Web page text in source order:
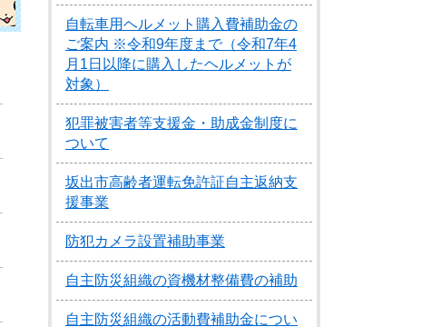
自転車用ヘルメット購入費補助金の
ご案内 ※令和9年度まで（令和7年4
月1日以降に購入したヘルメットが
対象）
犯罪被害者等支援金・助成金制度に
ついて
坂出市高齢者運転免許証自主返納支
援事業
防犯カメラ設置補助事業
自主防災組織の資機材整備費の補助
自主防災組織の活動費補助金につい